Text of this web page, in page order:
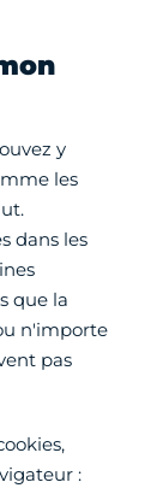
y
les
dans les
que la
n'importe
pas
: